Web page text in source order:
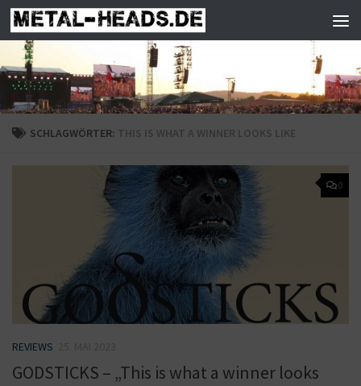
Zum Inhalt springen
SCHLAGWÖRTER: THIS IS WHAT A WINNER LOOKS LIKE
0
REVIEWS
GODSTICKS – „This is what a winner looks